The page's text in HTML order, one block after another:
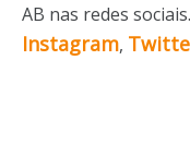
AB nas redes
Instagram,